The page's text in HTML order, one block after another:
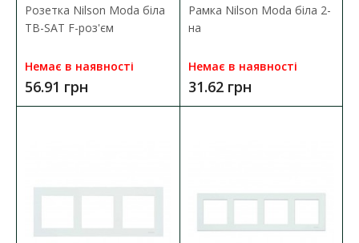
Розетка Nilson Moda біла
ТВ-SAT F-роз'єм
Немає в наявності
56.91 грн
Рамка Nilson Moda біла 2-
на
Немає в наявності
31.62 грн